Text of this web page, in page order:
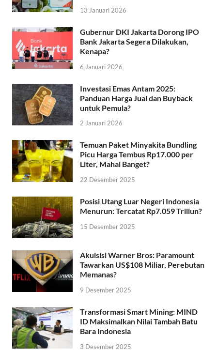
13 Januari 2026
Gubernur DKI Jakarta Dorong IPO
Bank Jakarta Segera Dilakukan,
Kenapa?
6 Januari 2026
Investasi Emas Antam 2025:
Panduan Harga Jual dan Buyback
untuk Pemula?
2 Januari 2026
Temuan Paket Minyakita Bundling
Picu Harga Tembus Rp17.000 per
Liter, Mahal Banget?
22 Desember 2025
Posisi Utang Luar Negeri Indonesia
Menurun: Tercatat Rp7.059 Triliun?
15 Desember 2025
Akuisisi Warner Bros: Paramount
Tawarkan US$108 Miliar, Perebutan
Memanas?
9 Desember 2025
Transformasi Smart Mining: MIND
ID Maksimalkan Nilai Tambah Batu
Bara Indonesia
3 Desember 2025